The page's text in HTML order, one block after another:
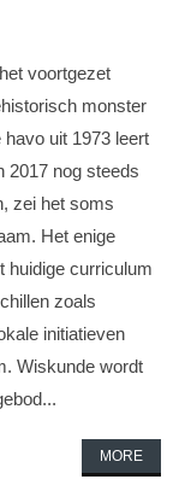
voortgezet
monster
uit 1973 leert
2017 nog steeds
zei het soms
Het enige
huidige curriculum
zoals
initiatieven
Wiskunde wordt
MORE